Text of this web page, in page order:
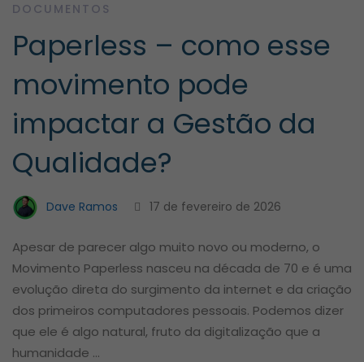
DOCUMENTOS
Paperless – como esse
movimento pode
impactar a Gestão da
Qualidade?
Dave Ramos 17 de fevereiro de 2026
Apesar de parecer algo muito novo ou moderno, o
Movimento Paperless nasceu na década de 70 e é uma
evolução direta do surgimento da internet e da criação
dos primeiros computadores pessoais. Podemos dizer
que ele é algo natural, fruto da digitalização que a
humanidade …